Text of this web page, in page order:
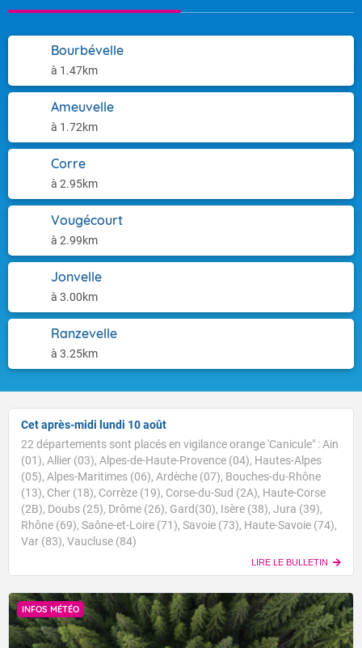
Bourbévelle
à 1.47km
Ameuvelle
à 1.72km
Corre
à 2.95km
Vougécourt
à 2.99km
Jonvelle
à 3.00km
Ranzevelle
à 3.25km
Cet après-midi lundi 10 août
22 départements sont placés en vigilance orange 'Canicule" : Ain
(01), Allier (03), Alpes-de-Haute-Provence (04), Hautes-Alpes
(05), Alpes-Maritimes (06), Ardèche (07), Bouches-du-Rhône
(13), Cher (18), Corrèze (19), Corse-du-Sud (2A), Haute-Corse
(2B), Doubs (25), Drôme (26), Gard(30), Isère (38), Jura (39),
Rhône (69), Saône-et-Loire (71), Savoie (73), Haute-Savoie (74),
Var (83), Vaucluse (84)
LIRE LE BULLETIN
INFOS MÉTÉO